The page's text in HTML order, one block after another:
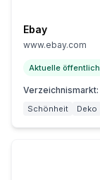
Ebay
www.ebay.com
Aktuelle
Verzeichnismarkt:
Schönheit Deko